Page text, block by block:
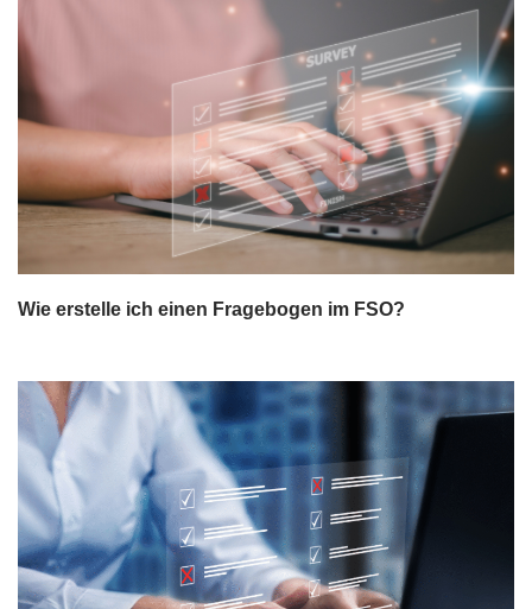
Wie erstelle ich einen Fragebogen im FSO?